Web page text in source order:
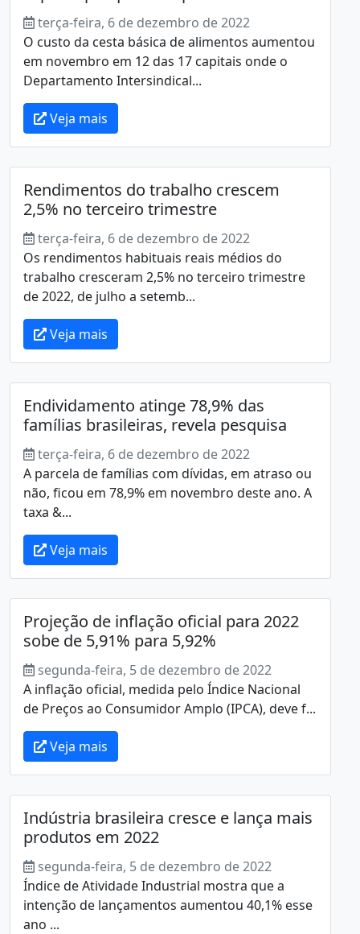
terça-feira, 6 de dezembro de 2022
O custo da cesta básica de alimentos aumentou
em novembro em 12 das 17 capitais onde o
Departamento Intersindical...
Veja mais
Rendimentos do trabalho crescem
2,5% no terceiro trimestre
terça-feira, 6 de dezembro de 2022
Os rendimentos habituais reais médios do
trabalho cresceram 2,5% no terceiro trimestre
de 2022, de julho a setemb...
Veja mais
Endividamento atinge 78,9% das
famílias brasileiras, revela pesquisa
terça-feira, 6 de dezembro de 2022
A parcela de famílias com dívidas, em atraso ou
não, ficou em 78,9% em novembro deste ano. A
taxa &...
Veja mais
Projeção de inflação oficial para 2022
sobe de 5,91% para 5,92%
segunda-feira, 5 de dezembro de 2022
A inflação oficial, medida pelo Índice Nacional
de Preços ao Consumidor Amplo (IPCA), deve f...
Veja mais
Indústria brasileira cresce e lança mais
produtos em 2022
segunda-feira, 5 de dezembro de 2022
Índice de Atividade Industrial mostra que a
intenção de lançamentos aumentou 40,1% esse
ano ...